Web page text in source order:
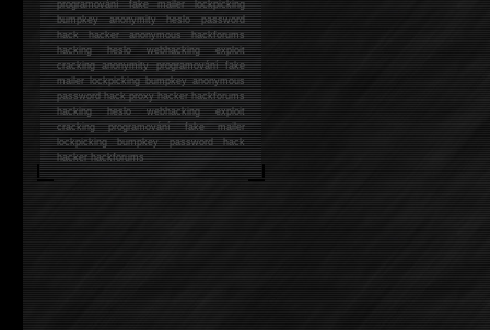
programování fake mailer lockpicking
bumpkey anonymity heslo password
hackhacker anonymous hackforums
hackingheslo webhacking exploit
cracking anonymity programování fake
mailer lockpicking bumpkey anonymous
password hack proxy hacker hackforums
hacking heslo webhacking exploit
cracking programování fake mailer
lockpicking bumpkey password hack
hackerhackforums